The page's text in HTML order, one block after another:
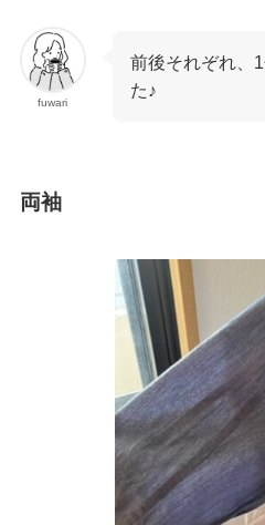
fuwari
前後それぞれ、
た♪
両袖